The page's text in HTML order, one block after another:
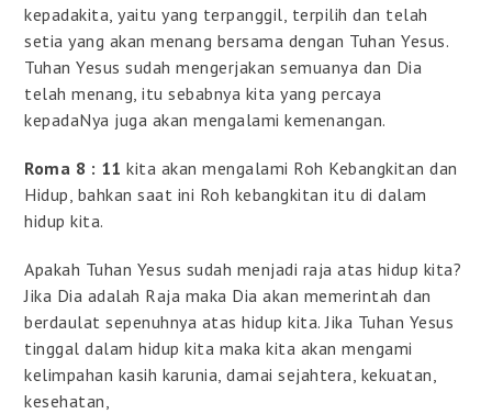
kepadakita, yaitu yang terpanggil, terpilih dan telah
setia yang akan menang bersama dengan Tuhan Yesus.
Tuhan Yesus sudah mengerjakan semuanya dan Dia
telah menang, itu sebabnya kita yang percaya
kepadaNya juga akan mengalami kemenangan.
Roma 8 : 11kita akan mengalami Roh Kebangkitan dan
Hidup, bahkan saat ini Roh kebangkitan itu di dalam
hidup kita.
Apakah Tuhan Yesus sudah menjadi raja atas hidup kita?
Jika Dia adalah Raja maka Dia akan memerintah dan
berdaulat sepenuhnya atas hidup kita. Jika Tuhan Yesus
tinggal dalam hidup kita maka kita akan mengami
kelimpahan kasih karunia, damai sejahtera, kekuatan,
kesehatan,